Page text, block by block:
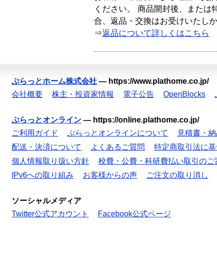
ください。 商品開封後、または
合、返品・交換はお受けいたし
⇒返品について詳しくはこちら
ぷらっとホーム株式会社 — https://www.plathome.co.jp/
会社概要
株主・投資家情報 電子公告 OpenBlocks
ぷらっとオンライン — https://online.plathome.co.jp/
ご利用ガイド
ぷらっとオンラインについて
見積書・
配送・決済について
よくあるご質問
特定商取引法に
個人情報取り扱い方針
校費・公費・科研費払い取引のご
IPv6への取り組み
お客様からの声 ご注文の取り消し
ソーシャルメディア
Twitter公式アカウント
Facebook公式ページ